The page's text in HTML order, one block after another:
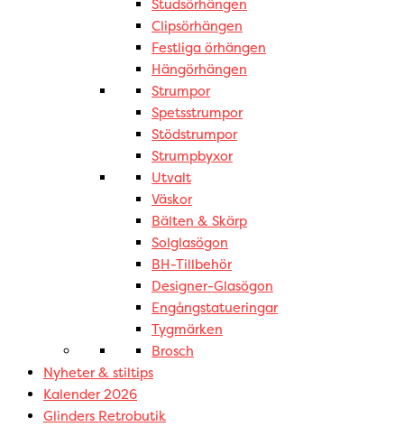
Studsörhängen
Clipsörhängen
Festliga örhängen
Hängörhängen
Strumpor
Spetsstrumpor
Stödstrumpor
Strumpbyxor
Utvalt
Väskor
Bälten & Skärp
Solglasögon
BH-Tillbehör
Designer-Glasögon
Engångstatueringar
Tygmärken
Brosch
Nyheter & stiltips
Kalender 2026
Glinders Retrobutik